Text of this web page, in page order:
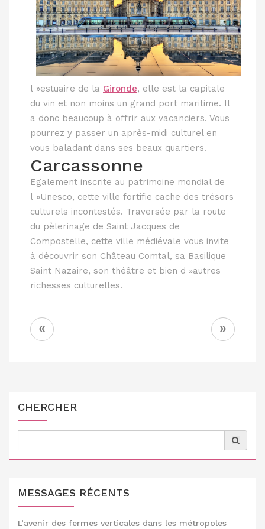
l »estuaire de la Gironde, elle est la capitale
du vin et non moins un grand port maritime. Il
a donc beaucoup à offrir aux vacanciers. Vous
pourrez y passer un après-midi culturel en
vous baladant dans ses beaux quartiers.
Carcassonne
Egalement inscrite au patrimoine mondial de
l »Unesco, cette ville fortifie cache des trésors
culturels incontestés. Traversée par la route
du pèlerinage de Saint Jacques de
Compostelle, cette ville médiévale vous invite
à découvrir son Château Comtal, sa Basilique
Saint Nazaire, son théâtre et bien d »autres
richesses culturelles.
Navigation
de
« »
CHERCHER
for:
MESSAGES RÉCENTS
L’avenir des fermes verticales dans les métropoles